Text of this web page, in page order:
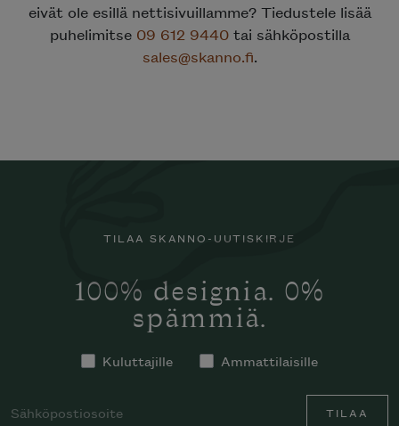
eivät ole esillä nettisivuillamme? Tiedustele lisää
puhelimitse 09 612 9440tai sähköpostilla
sales@skanno.fi.
TILAA SKANNO-UUTISKIRJE
100% designia. 0%
spämmiä.
Kuluttajille Ammattilaisille
TILAA